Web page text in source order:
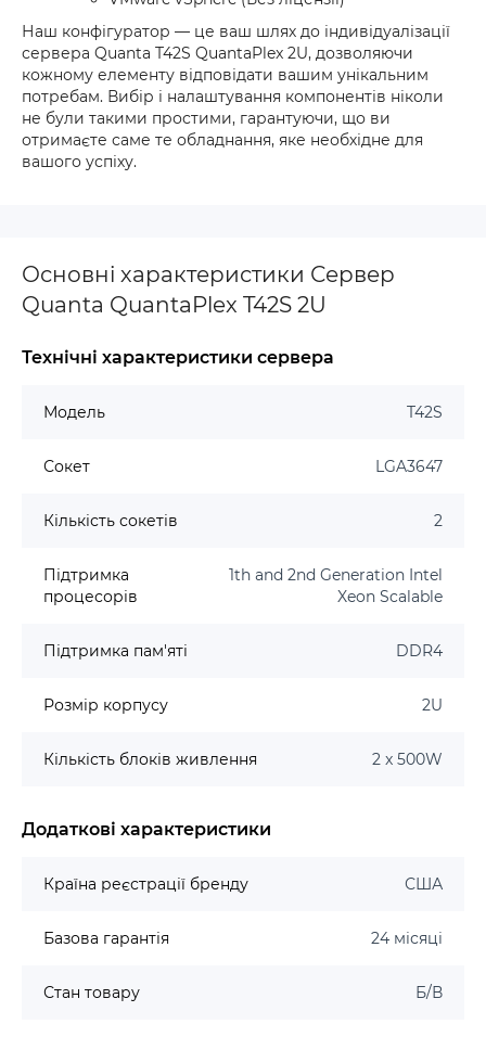
Наш конфігуратор — це ваш шлях до індивідуалізації
сервера Quanta T42S QuantaPlex 2U, дозволяючи
кожному елементу відповідати вашим унікальним
потребам. Вибір і налаштування компонентів ніколи
не були такими простими, гарантуючи, що ви
отримаєте саме те обладнання, яке необхідне для
вашого успіху.
Основні характеристики Сервер
Quanta QuantaPlex T42S 2U
Технічні характеристики сервера
Модель T42S
Сокет LGA3647
Кількість сокетів 2
Підтримка
процесорів
1th and 2nd Generation Intel
Xeon Scalable
Підтримка пам'яті DDR4
Розмір корпусу 2U
Кількість блоків живлення 2 x 500W
Додаткові характеристики
Країна реєстрації бренду США
Базова гарантія 24 місяці
Стан товару Б/В